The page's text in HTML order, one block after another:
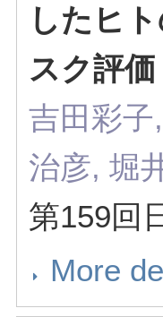
したヒ
スク評
吉田彩子
治彦, 堀
第159回
More